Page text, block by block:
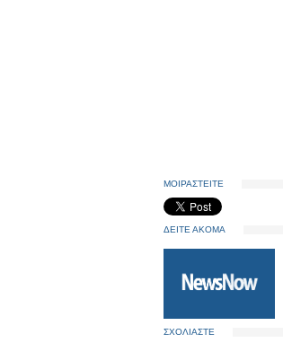
ΜΟΙΡΑΣΤΕΙΤΕ
ΔΕΙΤΕ ΑΚΟΜΑ
ΣΧΟΛΙΑΣΤΕ